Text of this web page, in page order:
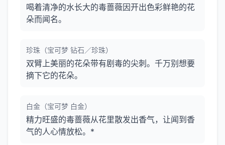
喝着清净的水长大的毒蔷薇因开出色彩鲜艳的花
朵而闻名。
珍珠（宝可梦 钻石／珍珠）
双臂上美丽的花朵带有剧毒的尖刺。千万别想要
摘下它的花朵。
白金（宝可梦 白金）
精力旺盛的毒蔷薇从花里散发出香气，让闻到香
气的人心情放松。*